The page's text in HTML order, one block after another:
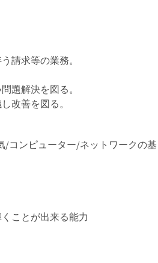
請求等の業務。
題解決を図る。
改善を図る。
/コンピューター/ネットワークの基
ことが出来る能力